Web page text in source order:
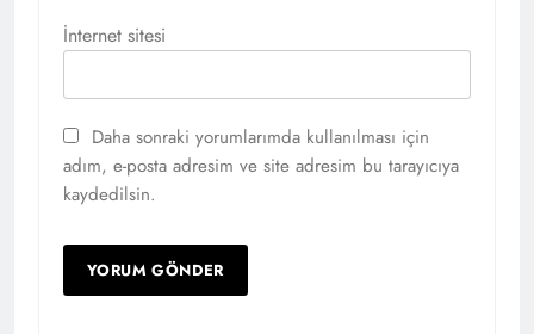
İnternet sitesi
Daha sonraki yorumlarımda kullanılması için
adım, e-posta adresim ve site adresim bu tarayıcıya
kaydedilsin.